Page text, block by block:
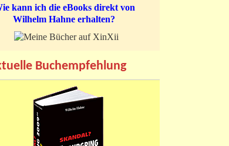
kann ich die eBooks direkt von
Wilhelm Hahne erhalten?
Buchempfehlung